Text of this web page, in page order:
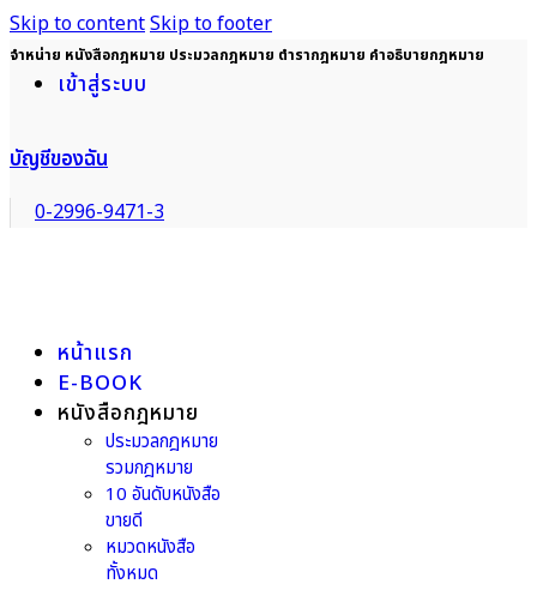
Skip to contentSkip to footer
จำหน่าย หนังสือกฎหมาย ประมวลกฎหมาย ตำรากฎหมาย คำอธิบายกฎหมาย
เข้าสู่ระบบ
บัญชีของฉัน
0-2996-9471-3
หน้าแรก
E-BOOK
หนังสือกฎหมาย
ประมวลกฎหมาย
รวมกฎหมาย
10 อันดับหนังสือ
ขายดี
หมวดหนังสือ
ทั้งหมด